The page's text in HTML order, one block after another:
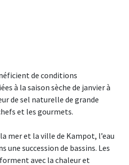
de conditions
à la saison sèche de janvier à
de sel naturelle de grande
et les gourmets.
mer et la ville de Kampot, l’eau
une succession de bassins. Les
avec la chaleur et